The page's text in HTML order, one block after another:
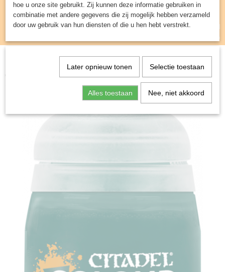
Inloggen Registreren
UW WINKELWAGEN
(0)
Miniature Gaming>Contrast: Dark Angels
hoe u onze site gebruikt. Zij kunnen deze informatie gebruiken in
combinatie met andere gegevens die zij mogelijk hebben verzameld
door uw gebruik van hun diensten of die u hen hebt verstrekt.
Later opnieuw tonen Selectie toestaan
Alles toestaan Nee, niet akkoord